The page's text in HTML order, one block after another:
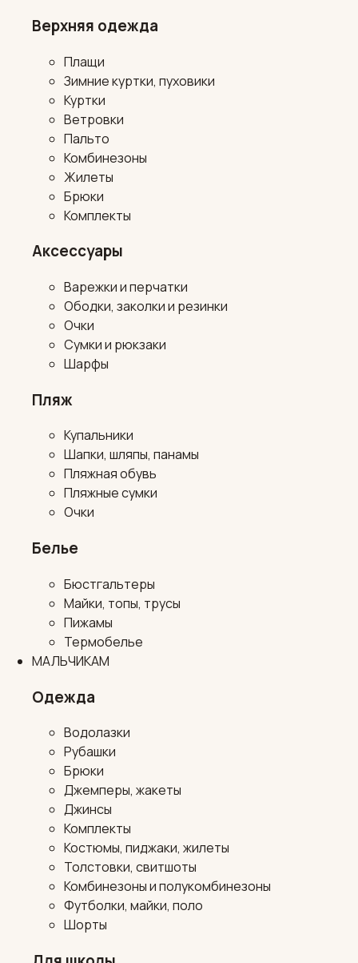
Верхняя одежда
Плащи
Зимние куртки, пуховики
Куртки
Ветровки
Пальто
Комбинезоны
Жилеты
Брюки
Комплекты
Аксессуары
Варежки и перчатки
Ободки, заколки и резинки
Очки
Сумки и рюкзаки
Шарфы
Пляж
Купальники
Шапки, шляпы, панамы
Пляжная обувь
Пляжные сумки
Очки
Белье
Бюстгальтеры
Майки, топы, трусы
Пижамы
Термобелье
МАЛЬЧИКАМ
Одежда
Водолазки
Рубашки
Брюки
Джемперы, жакеты
Джинсы
Комплекты
Костюмы, пиджаки, жилеты
Толстовки, свитшоты
Комбинезоны и полукомбинезоны
Футболки, майки, поло
Шорты